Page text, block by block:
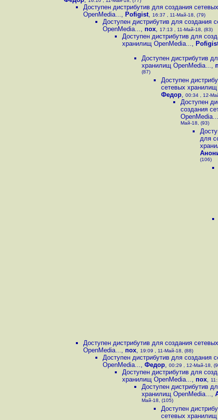
Доступен дистрибутив для создания
OpenMedia..., Pofigist, 16:37 , 11-Май-18, (79)
Доступен дистрибутив для создания
OpenMedia..., пох, 17:13 , 11-Май-18, (83)
Доступен дистрибутив для
хранилищ OpenMedia...,
Доступен дистрибутив
хранилищ OpenMedia...,
(87)
Доступен
сетевых
Федор, 00:34 , 12-
Доступен
создания
OpenMedia...
Май-18, (93)
для
(106)
Доступен дистрибутив для создания
OpenMedia..., пох, 19:09 , 11-Май-18, (88)
Доступен дистрибутив для создания
OpenMedia..., Федор, 00:29 , 12-Май-18,
Доступен дистрибутив для
хранилищ OpenMedia..., пох,
Доступен дистрибутив
хранилищ OpenMedia...,
Май-18, (105)
Доступен
сетевых